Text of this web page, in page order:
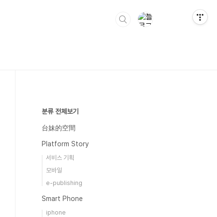
분류 전체보기
台妹的空間
Platform Story
서비스 기획
모바일
e-publishing
Smart Phone
iphone